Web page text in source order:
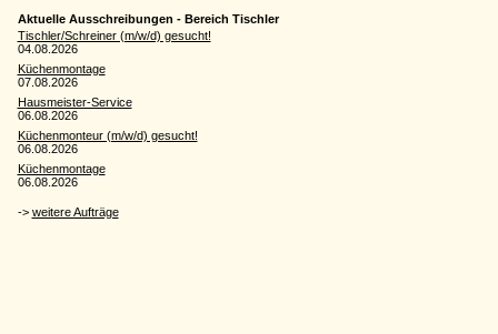
Aktuelle Ausschreibungen - Bereich Tischler
Tischler/Schreiner (m/w/d) gesucht!
04.08.2026
Küchenmontage
07.08.2026
Hausmeister-Service
06.08.2026
Küchenmonteur (m/w/d) gesucht!
06.08.2026
Küchenmontage
06.08.2026
-> weitere Aufträge